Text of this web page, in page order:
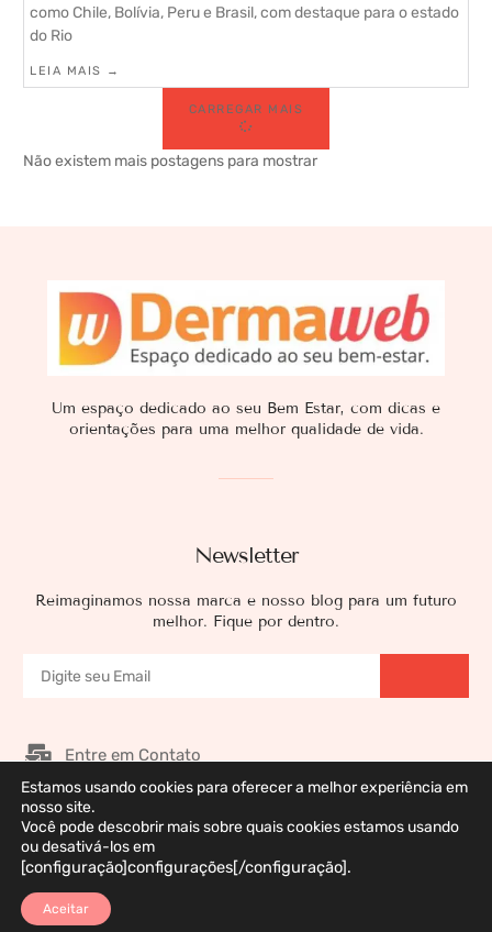
como Chile, Bolívia, Peru e Brasil, com destaque para o estado
do Rio
LEIA MAIS →
CARREGAR MAIS
Não existem mais postagens para mostrar
Newsletter
Reimaginamos nossa marca e nosso blog para um futuro
melhor. Fique por dentro.
Um espaço dedicado ao seu Bem Estar, com dicas e
orientações para uma melhor qualidade de vida.
Entre em Contato
Nossos Patrocinadores
Galeria de Imagens
Política de Privacidade
Marca Registrada © 2026 DermaWeb. Todos os Direitos Reservados. Desenvolvido
Estamos usando cookies para oferecer a melhor experiência em
nosso site.
Você pode descobrir mais sobre quais cookies estamos usando
ou desativá-los em
[configuração]configurações[/configuração].
Aceitar